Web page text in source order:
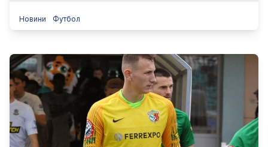
Новини Футбол